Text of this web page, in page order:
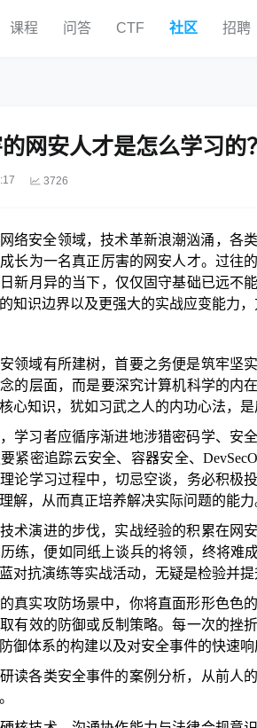
课程 问答 CTF 社区 招聘
网安人才是怎么学习的？
3726
络安全领域，技术革新浪潮汹涌，各
长为一名真正厉害的网安人才。过往
新月异的当下，仅仅固守基础已远不
知识边界以及更强大的实战应变能力
领域有所建树，首要之务便是筑牢坚
的层面，而是要深究计算机科学的内
心知识，犹如习武之人的内功心法，
学习者应循序渐进地涉猎密码学、安
紧密追踪云安全、容器安全、
论学习过程中，切忌空谈，务必积极
解，从而真正培养解决实际问题的能力
术演进的步伐，实战经验的积累在网
练，便如同纸上谈兵的将领，终将难
对抗演练等实战活动，无疑是检验并
真实攻防场景中，你将直面形形色色
有效的防御或反制策略。每一次的挫
御体系的构建以及对安全事件的快速响
读各类安全事件的案例分析，从前人